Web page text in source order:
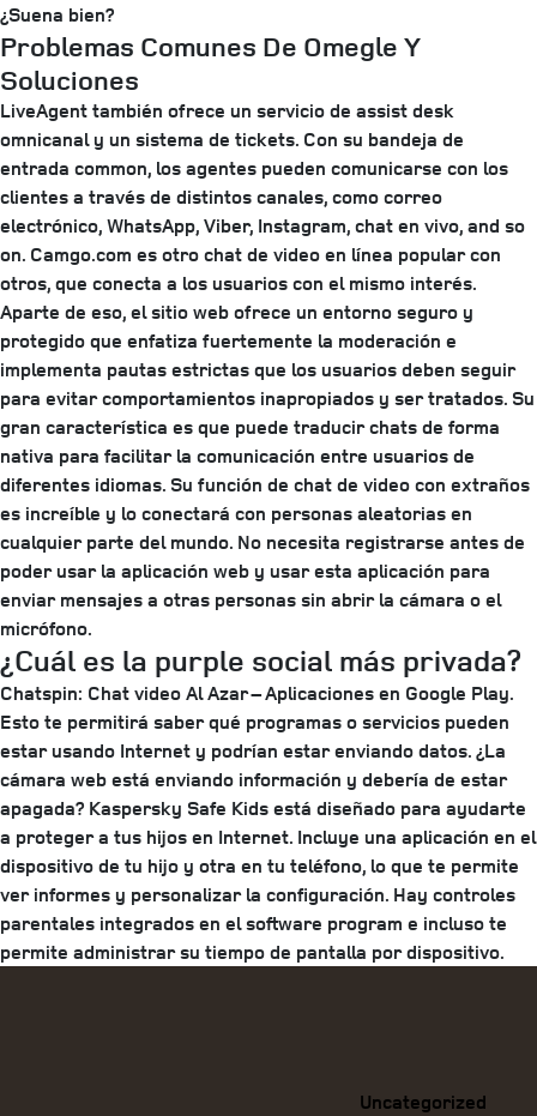
¿Suena bien?
Problemas Comunes De Omegle Y
Soluciones
LiveAgent también ofrece un servicio de assist desk
omnicanal y un sistema de tickets. Con su bandeja de
entrada common, los agentes pueden comunicarse con los
clientes a través de distintos canales, como correo
electrónico, WhatsApp, Viber, Instagram, chat en vivo, and so
on. Camgo.com es otro chat de video en línea popular con
otros, que conecta a los usuarios con el mismo interés.
Aparte de eso, el sitio web ofrece un entorno seguro y
protegido que enfatiza fuertemente la moderación e
implementa pautas estrictas que los usuarios deben seguir
para evitar comportamientos inapropiados y ser tratados. Su
gran característica es que puede traducir chats de forma
nativa para facilitar la comunicación entre usuarios de
diferentes idiomas. Su función de chat de video con extraños
es increíble y lo conectará con personas aleatorias en
cualquier parte del mundo. No necesita registrarse antes de
poder usar la aplicación web y usar esta aplicación para
enviar mensajes a otras personas sin abrir la cámara o el
micrófono.
¿Cuál es la purple social más privada?
Chatspin: Chat video Al Azar – Aplicaciones en Google Play.
Esto te permitirá saber qué programas o servicios pueden
estar usando Internet y podrían estar enviando datos. ¿La
cámara web está enviando información y debería de estar
apagada? Kaspersky Safe Kids está diseñado para ayudarte
a proteger a tus hijos en Internet. Incluye una aplicación en el
dispositivo de tu hijo y otra en tu teléfono, lo que te permite
ver informes y personalizar la configuración. Hay controles
parentales integrados en el software program e incluso te
permite administrar su tiempo de pantalla por dispositivo.
Uncategorized